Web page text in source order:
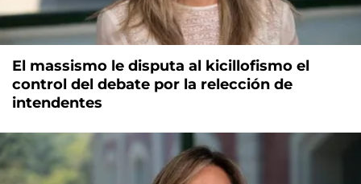
El massismo le disputa al kicillofismo el
control del debate por la relección de
intendentes